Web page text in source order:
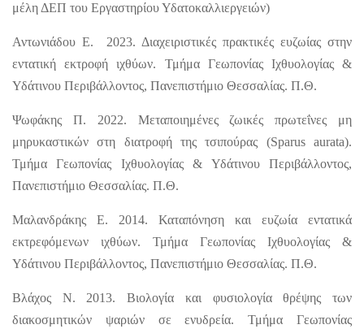
μέλη ΔΕΠ του Εργαστηρίου Υδατοκαλλιεργειών)
Αντωνιάδου Ε. 2023. Διαχειριστικές πρακτικές ευζωίας στην
εντατική εκτροφή ιχθύων. Τμήμα Γεωπονίας Ιχθυολογίας &
Υδάτινου Περιβάλλοντος, Πανεπιστήμιο Θεσσαλίας. Π.Θ.
Ψωφάκης Π. 2022. Μεταποιημένες ζωικές πρωτεΐνες μη
μηρυκαστικών στη διατροφή της τσιπούρας (Sparus aurata).
Τμήμα Γεωπονίας Ιχθυολογίας & Υδάτινου Περιβάλλοντος,
Πανεπιστήμιο Θεσσαλίας. Π.Θ.
Μαλανδράκης Ε. 2014. Καταπόνηση και ευζωία εντατικά
εκτρεφόμενων ιχθύων. Τμήμα Γεωπονίας Ιχθυολογίας &
Υδάτινου Περιβάλλοντος, Πανεπιστήμιο Θεσσαλίας. Π.Θ.
Βλάχος Ν. 2013. Βιολογία και φυσιολογία θρέψης των
διακοσμητικών ψαριών σε ενυδρεία. Τμήμα Γεωπονίας